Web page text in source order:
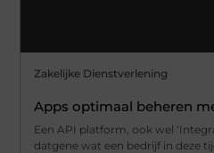
Zakelijke Dienstverlening
Apps optimaal beheren
Een API platform, ook wel
datgene wat een bedrijf in deze